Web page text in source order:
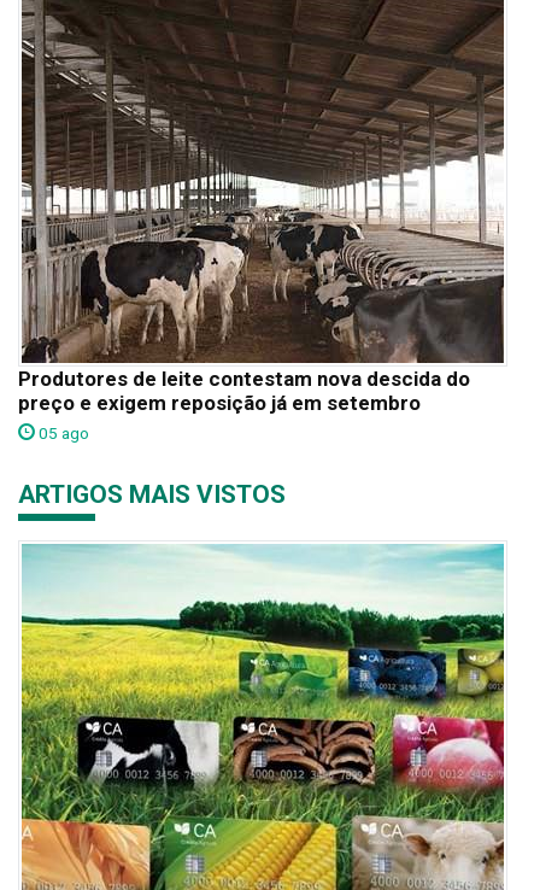
Produtores de leite contestam nova descida do
preço e exigem reposição já em setembro
05 ago
ARTIGOS MAIS VISTOS